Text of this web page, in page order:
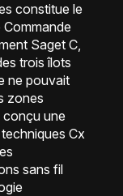
constitue le
Saget C,
trois îlots
ne pouvait
zones
conçu une
Cx
sans fil